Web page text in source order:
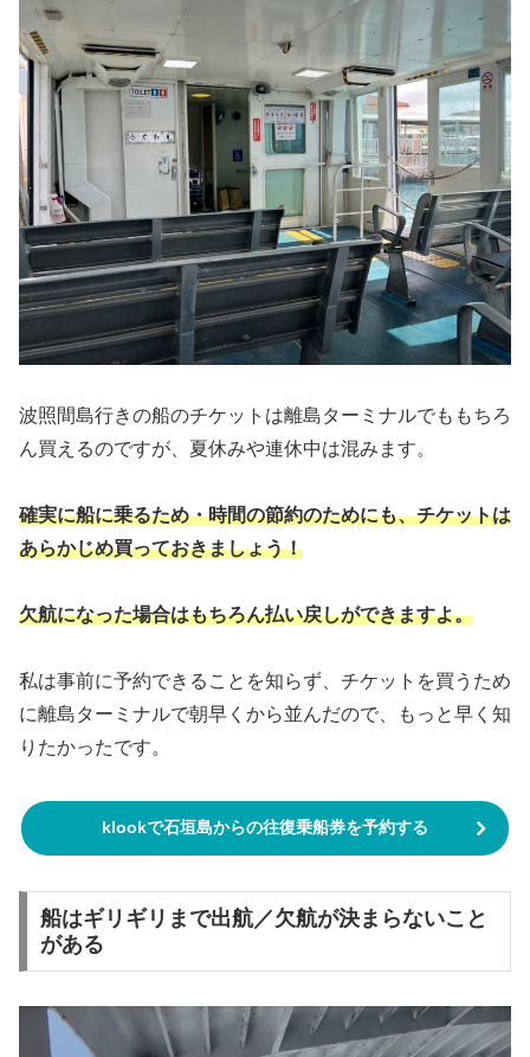
波照間島行きの船のチケットは離島ターミナルでももちろ
ん買えるのですが、夏休みや連休中は混みます。
確実に船に乗るため・時間の節約のためにも、チケットは
あらかじめ買っておきましょう！
欠航になった場合はもちろん払い戻しができますよ。
私は事前に予約できることを知らず、チケットを買うため
に離島ターミナルで朝早くから並んだので、もっと早く知
りたかったです。
klookで石垣島からの往復乗船券を予約する
船はギリギリまで出航／欠航が決まらないこと
がある